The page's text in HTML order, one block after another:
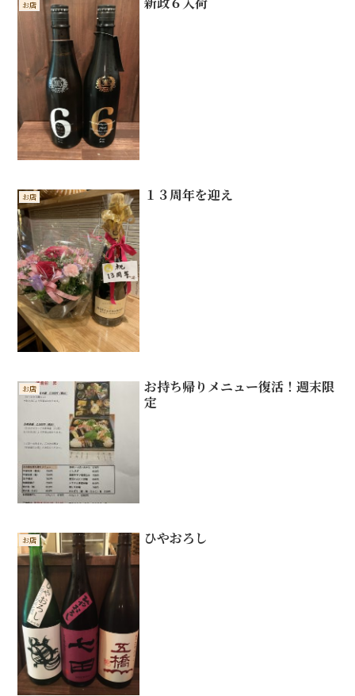
お店
お店 １３周年を迎え
お店
お持ち帰りメニュー復活！週末限
定
お店 ひやおろし